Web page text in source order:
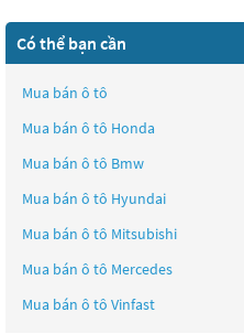
Có thể bạn cần
Mua bán ô tô
Mua bán ô tô Honda
Mua bán ô tô Bmw
Mua bán ô tô Hyundai
Mua bán ô tô Mitsubishi
Mua bán ô tô Mercedes
Mua bán ô tô Vinfast